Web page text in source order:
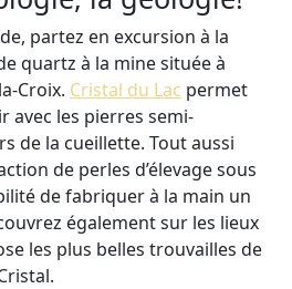
partez en excursion à la
quartz à la mine située à
Croix. Cristal du Lac permet
avec les pierres semi-
de la cueillette. Tout aussi
de perles d’élevage sous
de fabriquer à la main un
également sur les lieux
les plus belles trouvailles de